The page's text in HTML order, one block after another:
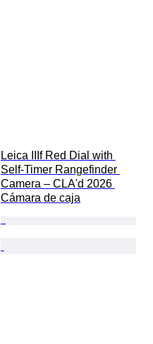
Leica IIIf Red Dial with
Self-Timer Rangefinder
Camera – CLA'd 2026
Cámara de caja